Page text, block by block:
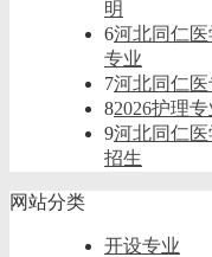
明
6河北同仁
专业
7河北同仁
82026护理
9河北同仁
招生
网站分类
开设专业